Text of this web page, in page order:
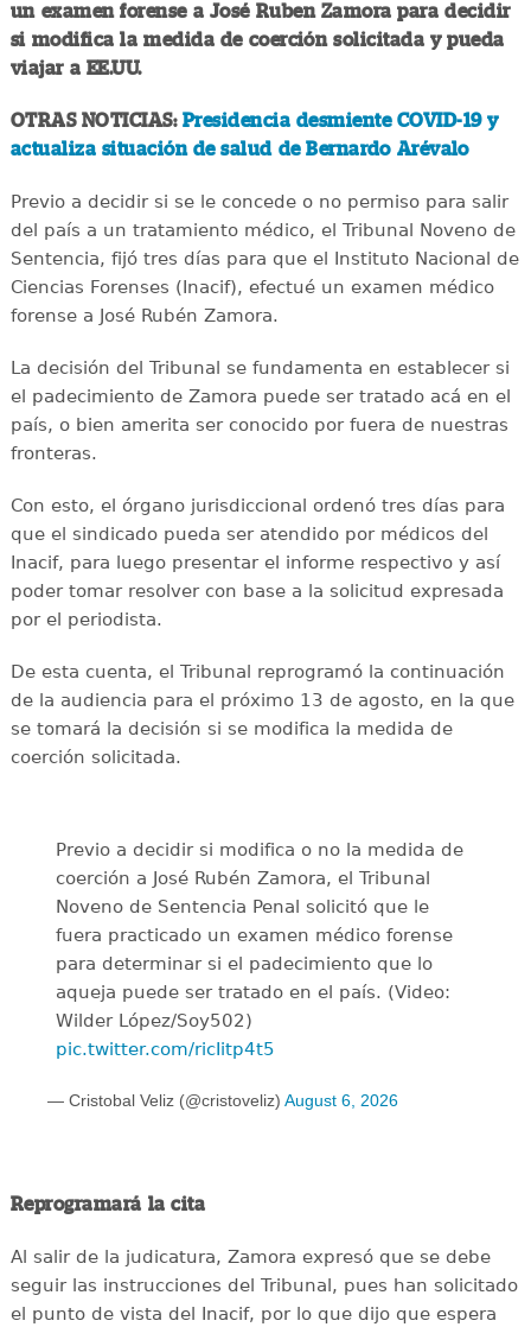
un examen forense a José Ruben Zamora para decidir
si modifica la medida de coerción solicitada y pueda
viajar a EE.UU.
OTRAS NOTICIAS: Presidencia desmiente COVID-19 y
actualiza situación de salud de Bernardo Arévalo
Previo a decidir si se le concede o no permiso para salir
del país a un tratamiento médico, el Tribunal Noveno de
Sentencia, fijó tres días para que el Instituto Nacional de
Ciencias Forenses (Inacif), efectué un examen médico
forense a José Rubén Zamora.
La decisión del Tribunal se fundamenta en establecer si
el padecimiento de Zamora puede ser tratado acá en el
país, o bien amerita ser conocido por fuera de nuestras
fronteras.
Con esto, el órgano jurisdiccional ordenó tres días para
que el sindicado pueda ser atendido por médicos del
Inacif, para luego presentar el informe respectivo y así
poder tomar resolver con base a la solicitud expresada
por el periodista.
De esta cuenta, el Tribunal reprogramó la continuación
de la audiencia para el próximo 13 de agosto, en la que
se tomará la decisión si se modifica la medida de
coerción solicitada.
Previo a decidir si modifica o no la medida de
coerción a José Rubén Zamora, el Tribunal
Noveno de Sentencia Penal solicitó que le
fuera practicado un examen médico forense
para determinar si el padecimiento que lo
aqueja puede ser tratado en el país. (Video:
Wilder López/Soy502)
pic.twitter.com/ricIitp4t5
— Cristobal Veliz (@cristoveliz) August 6, 2026
Reprogramará la cita
Al salir de la judicatura, Zamora expresó que se debe
seguir las instrucciones del Tribunal, pues han solicitado
el punto de vista del Inacif, por lo que dijo que espera